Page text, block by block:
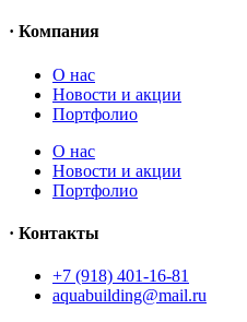
· Компания
O нас
Новости и акции
Портфолио
O нас
Новости и акции
Портфолио
· Контакты
+7 (918) 401-16-81
aquabuilding@mail.ru